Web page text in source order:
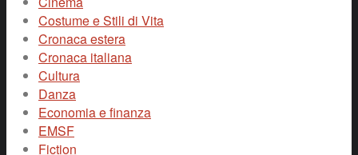
Costume e Stili di Vita
Cronaca estera
Cronaca italiana
Cultura
Danza
Economia e finanza
EMSF
Fiction